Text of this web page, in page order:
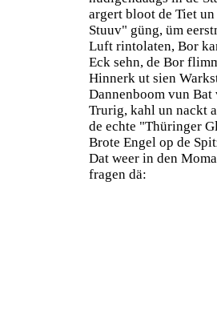
argert bloot de Tiet
Stuuv" güng, üm
Luft rintolaten, Bor
Eck sehn, de Bor
Hinnerk ut sien
Dannenboom vun
Trurig, kahl un nackt
de echte "Thüringer
Brote Engel op de
Dat weer in den
fragen dä: